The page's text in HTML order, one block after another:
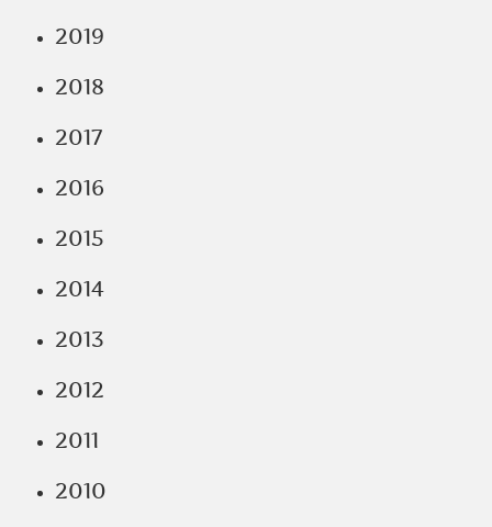
2019
2018
2017
2016
2015
2014
2013
2012
2011
2010